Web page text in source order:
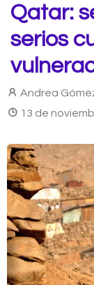
Qatar:
serios
Andrea
13 de